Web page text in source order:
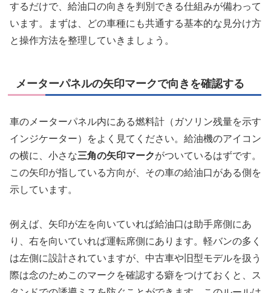
するだけで、給油口の向きを判別できる仕組みが備わって
います。まずは、どの車種にも共通する基本的な見分け方
と操作方法を整理していきましょう。
メーターパネルの矢印マークで向きを確認する
車のメーターパネル内にある燃料計（ガソリン残量を示す
インジケーター）をよく見てください。給油機のアイコン
の横に、小さな三角の矢印マークがついているはずです。
この矢印が指している方向が、その車の給油口がある側を
示しています。
例えば、矢印が左を向いていれば給油口は助手席側にあ
り、右を向いていれば運転席側にあります。軽バンの多く
は左側に設計されていますが、中古車や旧型モデルを扱う
際は念のためこのマークを確認する癖をつけておくと、ス